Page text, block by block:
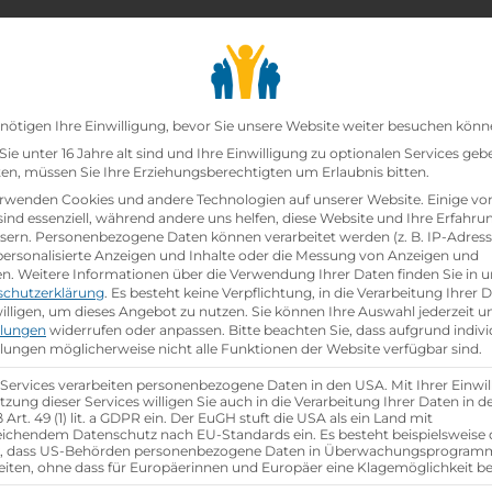
Lehrbetriebesearch
groupAnzahl Mitarbeiter
1.700 in Österreich
Tage
Datenschutz-
Ihre Einwilligung, bevor Sie unsere Website weiter besuchen
unter 16 Jahre alt sind und Ihre Einwilligung zu optionalen Services
müssen Sie Ihre Erziehungsberechtigten um Erlaubnis bitten.
Cookies und andere Technologien auf unserer Website. Einige
essenziell, während andere uns helfen, diese Website und Ihre
Personenbezogene Daten können verarbeitet werden (z. B. IP-
Anzeigen und Inhalte oder die Messung von Anzeigen und
Weitere Informationen über die Verwendung Ihrer Daten finden Sie in
. Es besteht keine Verpflichtung, in die Verarbeitung Ihrer
um dieses Angebot zu nutzen. Sie können Ihre Auswahl jederzeit
widerrufen oder anpassen. Bitte beachten Sie, dass aufgrund
möglicherweise nicht alle Funktionen der Website verfügbar sind.
verarbeiten personenbezogene Daten in den USA. Mit Ihrer
dieser Services willigen Sie auch in die Verarbeitung Ihrer Daten in
Art. 49 (1) lit. a GDPR ein. Der EuGH stuft die USA als ein Land mit
Datenschutz nach EU-Standards ein. Es besteht beispielsweise
dass US-Behörden personenbezogene Daten in
ohne dass für Europäerinnen und Europäer eine Klagemöglichkeit